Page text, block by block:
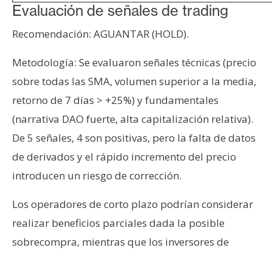
Evaluación de señales de trading
Recomendación: AGUANTAR (HOLD).
Metodología: Se evaluaron señales técnicas (precio
sobre todas las SMA, volumen superior a la media,
retorno de 7 días > +25%) y fundamentales
(narrativa DAO fuerte, alta capitalización relativa).
De 5 señales, 4 son positivas, pero la falta de datos
de derivados y el rápido incremento del precio
introducen un riesgo de corrección.
Los operadores de corto plazo podrían considerar
realizar beneficios parciales dada la posible
sobrecompra, mientras que los inversores de